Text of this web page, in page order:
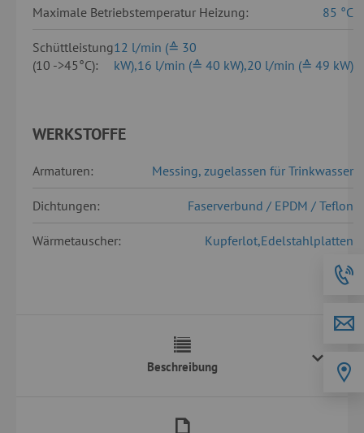
Maximale Betriebstemperatur Heizung: 85 °C
Schüttleistung
(10 ->45°C):
12 l/min (≙ 30
kW),16 l/min (≙ 40 kW),20 l/min (≙ 49 kW)
WERKSTOFFE
Armaturen: Messing, zugelassen für Trinkwasser
Dichtungen: Faserverbund / EPDM / Teflon
Wärmetauscher: Kupferlot,Edelstahlplatten
Beschreibung